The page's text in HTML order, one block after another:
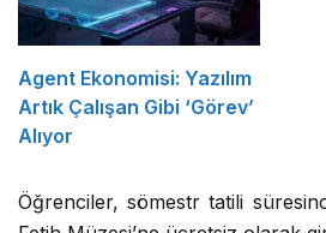
Agent Ekonomisi: Yazılım
Artık Çalışan Gibi ‘Görev’
Alıyor
Öğrenciler, sömestr tatili